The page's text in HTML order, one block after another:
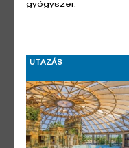
gyógyszer.
UTAZÁS